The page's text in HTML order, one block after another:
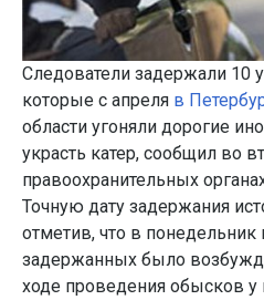
Следователи задержали 10
которые с апреля в
области угоняли дорогие
украсть катер, сообщил во
правоохранительных
Точную дату задержания
отметив, что в
задержанных было
ходе проведения обысков у